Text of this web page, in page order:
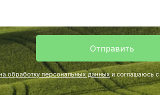
Отправить
обработку персональных данныхи соглашаюсь с